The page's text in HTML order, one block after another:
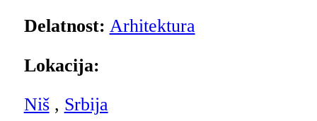
Delatnost: Arhitektura
Lokacija:
Niš, Srbija